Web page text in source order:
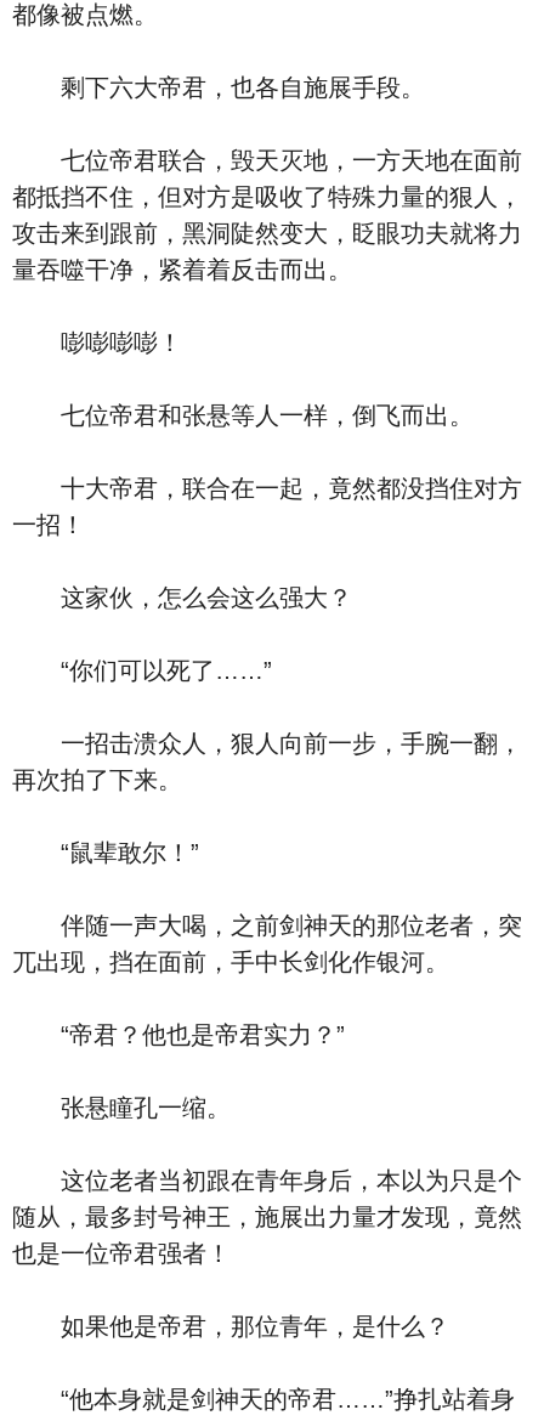
都像被点燃。
剩下六大帝君，也各自施展手段。
七位帝君联合，毁天灭地，一方天地在面前
都抵挡不住，但对方是吸收了特殊力量的狠人，
攻击来到跟前，黑洞陡然变大，眨眼功夫就将力
量吞噬干净，紧着着反击而出。
嘭嘭嘭嘭！
七位帝君和张悬等人一样，倒飞而出。
十大帝君，联合在一起，竟然都没挡住对方
一招！
这家伙，怎么会这么强大？
“你们可以死了……”
一招击溃众人，狠人向前一步，手腕一翻，
再次拍了下来。
“鼠辈敢尔！”
伴随一声大喝，之前剑神天的那位老者，突
兀出现，挡在面前，手中长剑化作银河。
“帝君？他也是帝君实力？”
张悬瞳孔一缩。
这位老者当初跟在青年身后，本以为只是个
随从，最多封号神王，施展出力量才发现，竟然
也是一位帝君强者！
如果他是帝君，那位青年，是什么？
“他本身就是剑神天的帝君……”挣扎站着身